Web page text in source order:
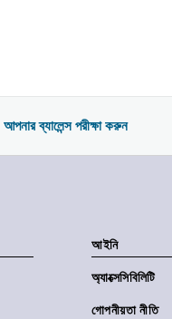
আপনার ব্যালেন্স পরীক্ষা করুন
আইনি
অ্যাক্সেসিবিলিটি
গোপনীয়তা নীতি